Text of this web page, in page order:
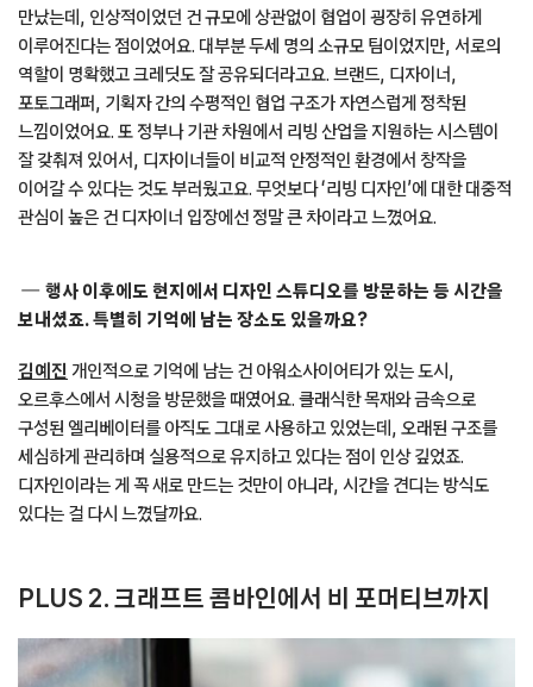
만났는데, 인상적이었던 건 규모에 상관없이 협업이 굉장히 유연하게
이루어진다는 점이었어요. 대부분 두세 명의 소규모 팀이었지만, 서로의
역할이 명확했고 크레딧도 잘 공유되더라고요. 브랜드, 디자이너,
포토그래퍼, 기획자 간의 수평적인 협업 구조가 자연스럽게 정착된
느낌이었어요. 또 정부나 기관 차원에서 리빙 산업을 지원하는 시스템이
잘 갖춰져 있어서, 디자이너들이 비교적 안정적인 환경에서 창작을
이어갈 수 있다는 것도 부러웠고요. 무엇보다 ‘리빙 디자인’에 대한 대중적
관심이 높은 건 디자이너 입장에선 정말 큰 차이라고 느꼈어요.
행사 이후에도 현지에서 디자인 스튜디오를 방문하는 등 시간을
보내셨죠. 특별히 기억에 남는 장소도 있을까요?
김예진 개인적으로 기억에 남는 건 아워소사이어티가 있는 도시,
오르후스에서 시청을 방문했을 때였어요. 클래식한 목재와 금속으로
구성된 엘리베이터를 아직도 그대로 사용하고 있었는데, 오래된 구조를
세심하게 관리하며 실용적으로 유지하고 있다는 점이 인상 깊었죠.
디자인이라는 게 꼭 새로 만드는 것만이 아니라, 시간을 견디는 방식도
있다는 걸 다시 느꼈달까요.
PLUS 2. 크래프트 콤바인에서 비 포머티브까지